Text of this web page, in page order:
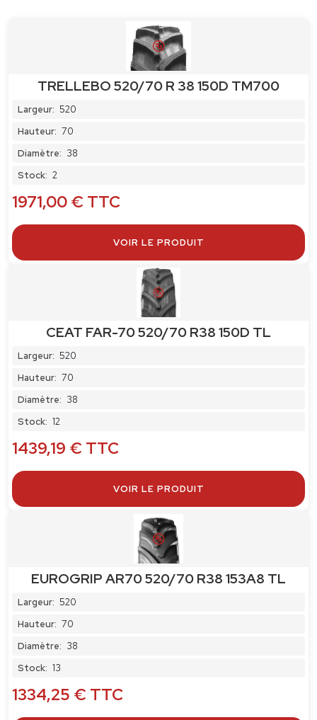
TRELLEBO 520/70 R 38 150D TM700
Largeur: 520
Hauteur: 70
Diamètre: 38
Stock: 2
1971,00 € TTC
VOIR LE PRODUIT
CEAT FAR-70 520/70 R38 150D TL
Largeur: 520
Hauteur: 70
Diamètre: 38
Stock: 12
1439,19 € TTC
VOIR LE PRODUIT
EUROGRIP AR70 520/70 R38 153A8 TL
Largeur: 520
Hauteur: 70
Diamètre: 38
Stock: 13
1334,25 € TTC